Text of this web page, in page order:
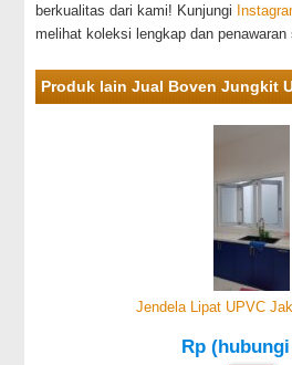
berkualitas dari kami! Kunjungi
melihat koleksi lengkap dan penawaran
Produk lain Jual Boven Jungkit
Jendela Lipat UPVC
Rp